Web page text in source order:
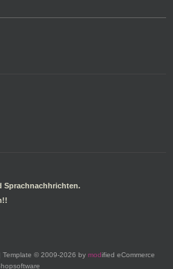
Sprachnachhrichten.
© 2009-2026 by modified eCommerce